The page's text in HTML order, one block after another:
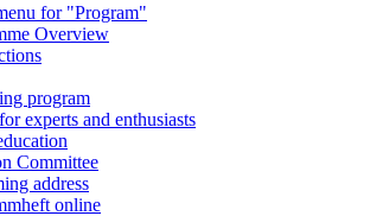
for "Program"
Overview
program
experts and enthusiasts
Committee
address
online